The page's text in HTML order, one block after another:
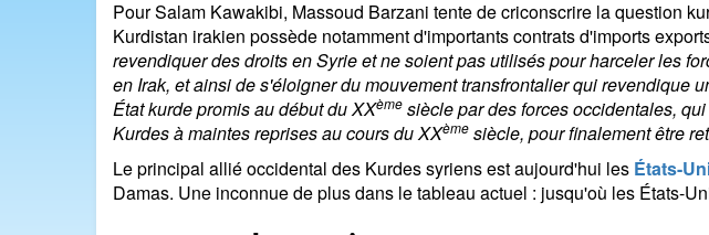
Pour Salam Kawakibi, Massoud Barzani tente de criconscrire la question
Kurdistan irakien possède notamment d'importants contrats d'imports
revendiquer des droits en Syrie et ne soient pas utilisés pour harceler les
en Irak, et ainsi de s'éloigner du mouvement transfrontalier qui revendique
État kurde promis au début du XXème siècle par des forces occidentales,
Kurdes à maintes reprises au cours du XXème siècle, pour finalement être
Le principal allié occidental des Kurdes syriens est aujourd'hui les États-
Damas. Une inconnue de plus dans le tableau actuel : jusqu'où les États-